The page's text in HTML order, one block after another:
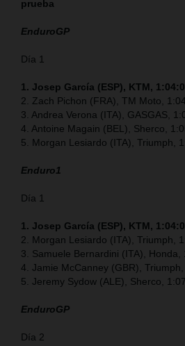
prueba
EnduroGP
Día 1
1. Josep García (ESP), KTM,
2. Zach Pichon (FRA), TM Moto,
3. Andrea Verona (ITA), GASGAS,
4. Antoine Magain (BEL), Sherco,
5. Morgan Lesiardo (ITA), Triumph,
Enduro1
Día 1
1. Josep García (ESP), KTM,
2. Morgan Lesiardo (ITA), Triumph,
3. Samuele Bernardini (ITA), Honda,
4. Jamie McCanney (GBR),
5. Jeremy Sydow (ALE), Sherco,
EnduroGP
Día 2